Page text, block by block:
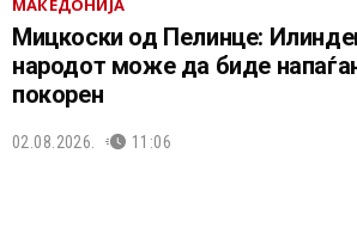
МАКЕДОНИЈА
Мицкоски од Пелинце:
народот може да биде
покорен
02.08.2026. 11:06